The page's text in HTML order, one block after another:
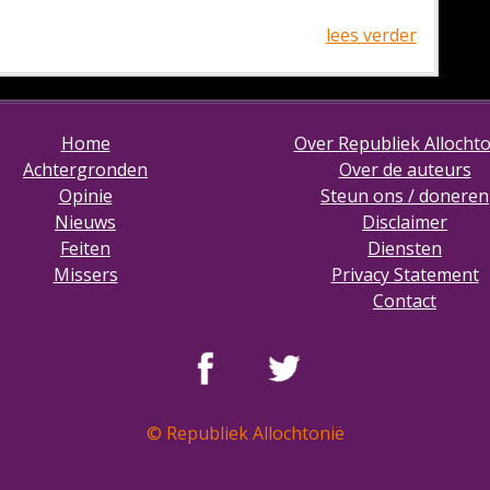
lees verder
Home
Achtergronden
Opinie
Nieuws
Feiten
Missers
Over Republiek
Over de auteurs
Steun ons / doneren
Disclaimer
Diensten
Privacy Statement
Contact
© Republiek Allochtonië